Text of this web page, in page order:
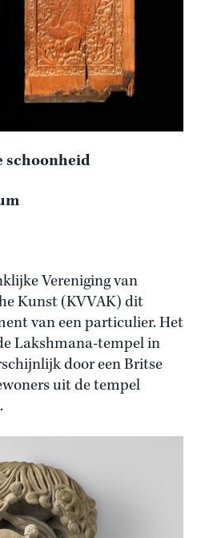
schoonheid
Vereniging van
Kunst (KVVAK) dit
van een particulier. Het
Lakshmana-tempel in
door een Britse
uit de tempel